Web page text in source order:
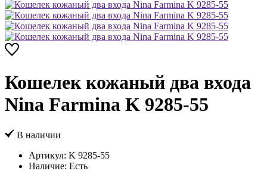
Кошелек кожаный два входа
Nina Farmina K 9285-55
В наличии
Артикул: K 9285-55
Наличие: Есть